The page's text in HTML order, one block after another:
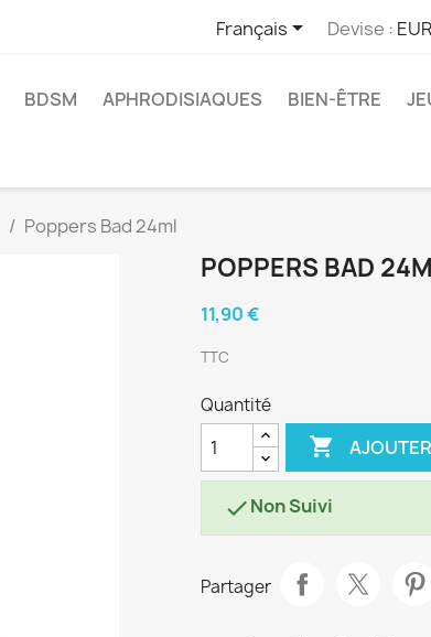
Français Devise :
BDSM APHRODISIAQUES BIEN-ÊTRE
Poppers Bad 24ml
POPPERS BAD
11,90 €
TTC
Quantité

Non Suivi
Partager